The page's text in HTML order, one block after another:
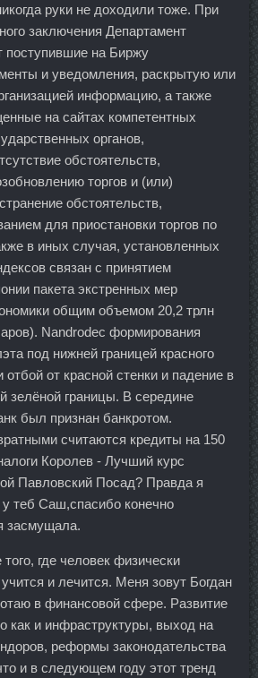
руки не доходили тоже. При
заключения Департамент
поступившие на Биржу
и уведомления, раскрытую или
информацию, а также
на сайтах компетентных
органов,
обстоятельств,
торгов и (или)
обстоятельств,
для приостановки торгов по
в иных случая, установленных
связан с принятием
пакета экстренных мер
общим объемом 20,2 трлн
Nandrodec формирования
под нижней границей красного
от красной стенки и падение в
зелёной границы. В середине
был признан банкротом.
считаются кредиты на 150
Королев - Лучший курс
Павловский Посад? Правда я
теб Саш,спасибо конечно
засмущала.
где человек физически
и лечится. Меня зовут Богдан
в финансовой сфере. Развитие
как и инфраструктуры, выход на
реформы законодательства
и в следующем году этот тренд